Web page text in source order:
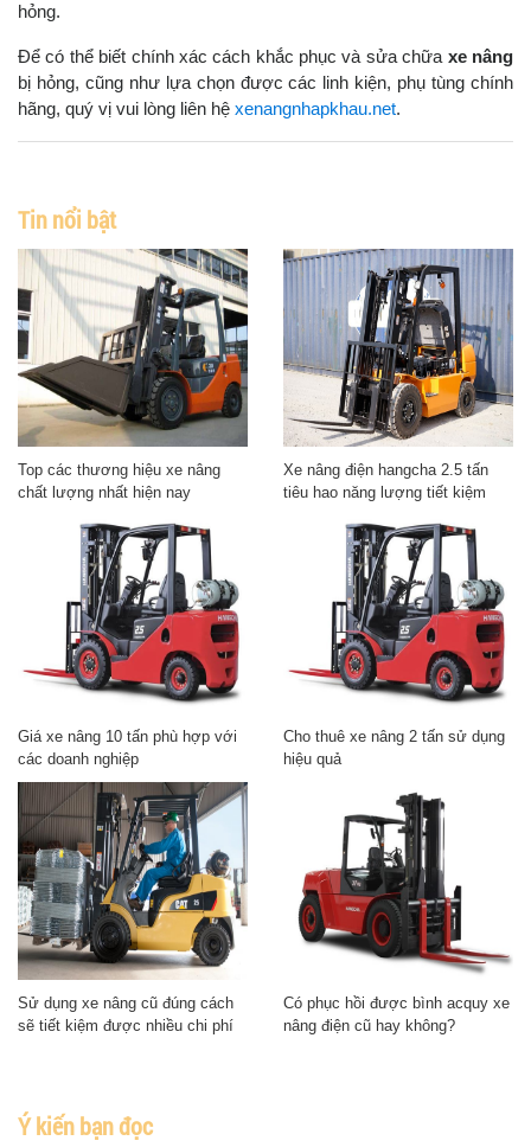
hỏng.
Để có thể biết chính xác cách khắc phục và sửa chữa xe nâng
bị hỏng, cũng như lựa chọn được các linh kiện, phụ tùng chính
hãng, quý vị vui lòng liên hệ xenangnhapkhau.net.
Tin nổi bật
Top các thương hiệu xe nâng
chất lượng nhất hiện nay
Xe nâng điện hangcha 2.5 tấn
tiêu hao năng lượng tiết kiệm
Giá xe nâng 10 tấn phù hợp với
các doanh nghiệp
Cho thuê xe nâng 2 tấn sử dụng
hiệu quả
Sử dụng xe nâng cũ đúng cách
sẽ tiết kiệm được nhiều chi phí
Có phục hồi được bình acquy xe
nâng điện cũ hay không?
Ý kiến bạn đọc